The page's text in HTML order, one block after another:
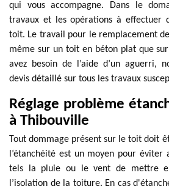
qui vous accompagne. Dans le
travaux et les opérations à effectuer
toit. Le travail pour le remplacement
même sur un toit en béton plat que
avez besoin de l’aide d’un aguerri,
devis détaillé sur tous les travaux
Réglage problème
à Thibouville
Tout dommage présent sur le toit doit
l’étanchéité est un moyen pour éviter
tels la pluie ou le vent de mettre
l’isolation de la toiture. En cas